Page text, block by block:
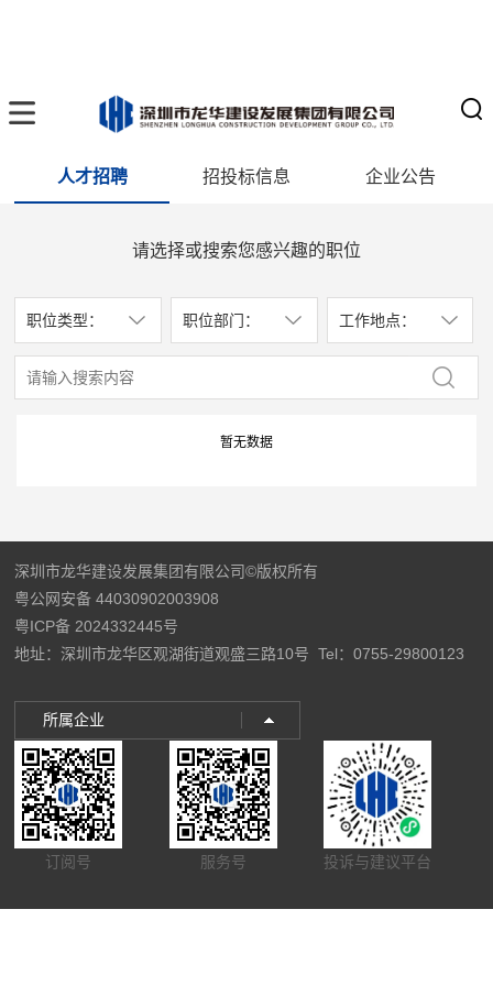
人才招聘 招投标信息 企业公告
请选择或搜索您感兴趣的职位
职位类型： 职位部门： 工作地点：
暂无数据
深圳市龙华建设发展集团有限公司©版权所有
粤公网安备 44030902003908
粤ICP备 2024332445号
地址：深圳市龙华区观湖街道观盛三路10号 Tel：0755-29800123
所属企业
订阅号 服务号 投诉与建议平台